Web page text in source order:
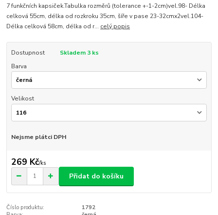
7 funkčních kapsiček.Tabulka rozměrů (tolerance +-1-2cm)vel.98- Délka
celková 55cm, délka od rozkroku 35cm, šíře v pase 23-32cmx2vel.104-
Délka celková 58cm, délka od r... celý popis
Dostupnost
Skladem 3 ks
Barva
Velikost
Nejsme plátci DPH
269 Kč/ks
Přidat do košíku
Číslo produktu:
1792